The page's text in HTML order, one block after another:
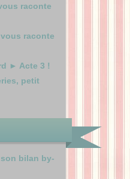
raconte
raconte
► Acte 3 !
petit
bilan by-